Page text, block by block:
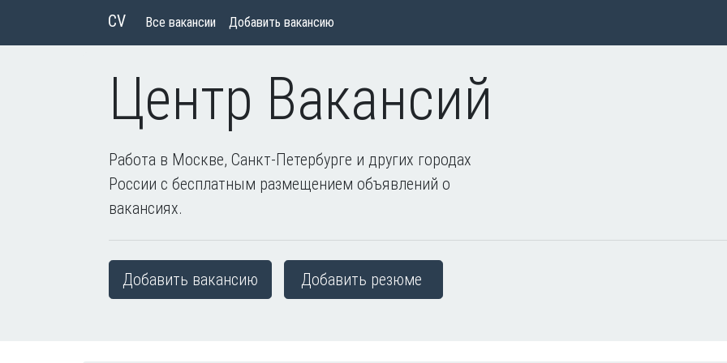
CV Все вакансии Добавить вакансию
Центр Вакансий
Работа в Москве, Санкт-Петербурге и других городах
России с бесплатным размещением объявлений о
вакансиях.
Добавить вакансию Добавить резюме